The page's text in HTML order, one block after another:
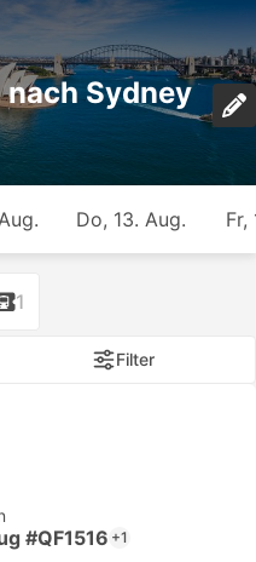
Sydney
Do, 13. Aug. Fr,
1
Filter
#QF1516 +1